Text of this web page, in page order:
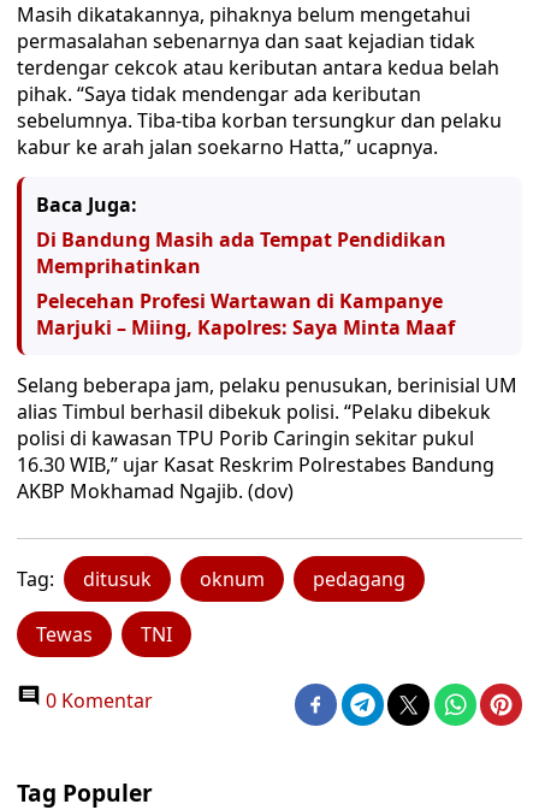
Masih dikatakannya, pihaknya belum mengetahui
permasalahan sebenarnya dan saat kejadian tidak
terdengar cekcok atau keributan antara kedua belah
pihak. “Saya tidak mendengar ada keributan
sebelumnya. Tiba-tiba korban tersungkur dan pelaku
kabur ke arah jalan soekarno Hatta,” ucapnya.
Baca Juga:
Di Bandung Masih ada Tempat Pendidikan
Memprihatinkan
Pelecehan Profesi Wartawan di Kampanye
Marjuki – Miing, Kapolres: Saya Minta Maaf
Selang beberapa jam, pelaku penusukan, berinisial UM
alias Timbul berhasil dibekuk polisi. “Pelaku dibekuk
polisi di kawasan TPU Porib Caringin sekitar pukul
16.30 WIB,” ujar Kasat Reskrim Polrestabes Bandung
AKBP Mokhamad Ngajib. (dov)
Tag: ditusuk oknum pedagang
Tewas TNI
0 Komentar
Tag Populer